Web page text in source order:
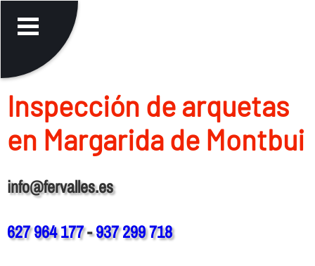
Inspección de arquetas
en Margarida de Montbui
info@fervalles.es
627 964 177-937 299 718